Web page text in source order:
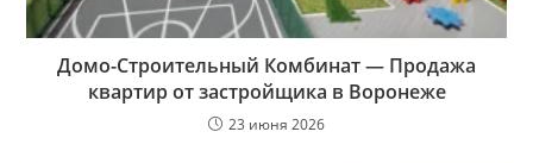
Домо-Строительный Комбинат — Продажа
квартир от застройщика в Воронеже
23 июня 2026